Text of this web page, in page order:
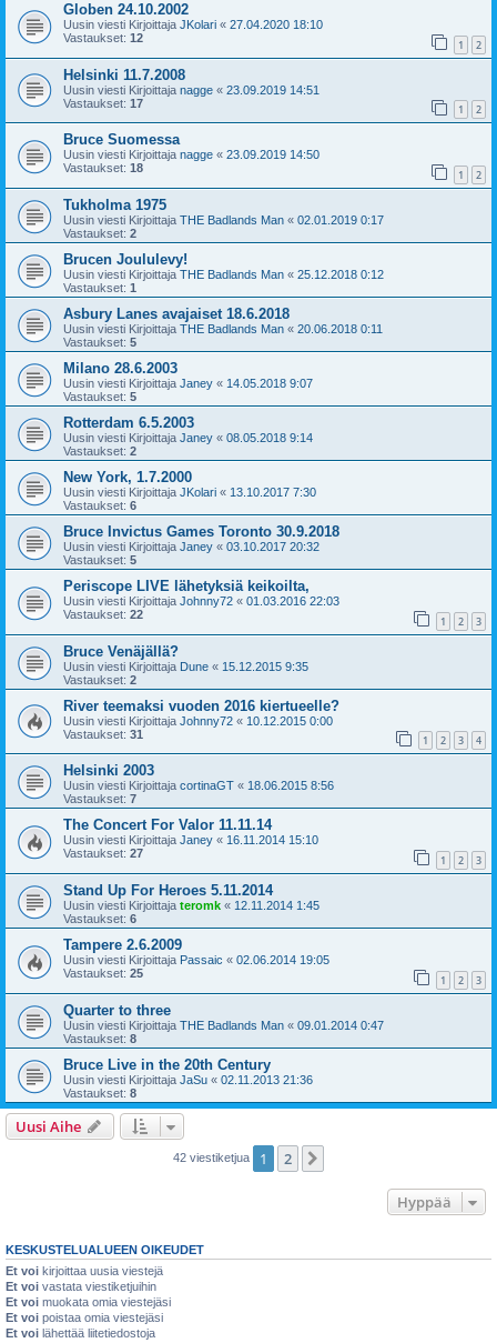
Globen 24.10.2002
Uusin viesti Kirjoittaja JKolari « 27.04.2020 18:10
Vastaukset: 12 1 2
Helsinki 11.7.2008
Uusin viesti Kirjoittaja nagge « 23.09.2019 14:51
Vastaukset: 17 1 2
Bruce Suomessa
Uusin viesti Kirjoittaja nagge « 23.09.2019 14:50
Vastaukset: 18 1 2
Tukholma 1975
Uusin viesti Kirjoittaja THE Badlands Man « 02.01.2019 0:17
Vastaukset: 2
Brucen Joululevy!
Uusin viesti Kirjoittaja THE Badlands Man « 25.12.2018 0:12
Vastaukset: 1
Asbury Lanes avajaiset 18.6.2018
Uusin viesti Kirjoittaja THE Badlands Man « 20.06.2018 0:11
Vastaukset: 5
Milano 28.6.2003
Uusin viesti Kirjoittaja Janey « 14.05.2018 9:07
Vastaukset: 5
Rotterdam 6.5.2003
Uusin viesti Kirjoittaja Janey « 08.05.2018 9:14
Vastaukset: 2
New York, 1.7.2000
Uusin viesti Kirjoittaja JKolari « 13.10.2017 7:30
Vastaukset: 6
Bruce Invictus Games Toronto 30.9.2018
Uusin viesti Kirjoittaja Janey « 03.10.2017 20:32
Vastaukset: 5
Periscope LIVE lähetyksiä keikoilta,
Uusin viesti Kirjoittaja Johnny72 « 01.03.2016 22:03
Vastaukset: 22 1 2 3
Bruce Venäjällä?
Uusin viesti Kirjoittaja Dune « 15.12.2015 9:35
Vastaukset: 2
River teemaksi vuoden 2016 kiertueelle?
Uusin viesti Kirjoittaja Johnny72 « 10.12.2015 0:00
Vastaukset: 31 1 2 3 4
Helsinki 2003
Uusin viesti Kirjoittaja cortinaGT « 18.06.2015 8:56
Vastaukset: 7
The Concert For Valor 11.11.14
Uusin viesti Kirjoittaja Janey « 16.11.2014 15:10
Vastaukset: 27 1 2 3
Stand Up For Heroes 5.11.2014
Uusin viesti Kirjoittaja teromk « 12.11.2014 1:45
Vastaukset: 6
Tampere 2.6.2009
Uusin viesti Kirjoittaja Passaic « 02.06.2014 19:05
Vastaukset: 25 1 2 3
Quarter to three
Uusin viesti Kirjoittaja THE Badlands Man « 09.01.2014 0:47
Vastaukset: 8
Bruce Live in the 20th Century
Uusin viesti Kirjoittaja JaSu « 02.11.2013 21:36
Vastaukset: 8
Uusi Aihe
42 viestiketjua 1 2
Hyppää
KESKUSTELUALUEEN OIKEUDET
Et voi kirjoittaa uusia viestejä
Et voi vastata viestiketjuihin
Et voi muokata omia viestejäsi
Et voi poistaa omia viestejäsi
Et voi lähettää liitetiedostoja